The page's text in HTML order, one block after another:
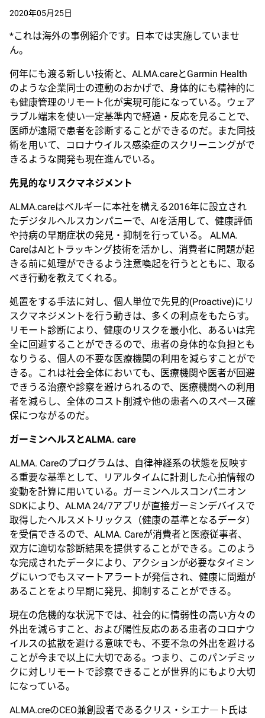
2020年05月25日
*これは海外の事例紹介です。日本では実施していませ
ん。
何年にも渡る新しい技術と、ALMA.careとGarmin Health
のような企業同士の連動のおかげで、身体的にも精神的に
も健康管理のリモート化が実現可能になっている。ウェア
ラブル端末を使い一定基準内で経過・反応を見ることで、
医師が遠隔で患者を診断することができるのだ。また同技
術を用いて、コロナウイルス感染症のスクリーニングがで
きるような開発も現在進んでいる。
先見的なリスクマネジメント
ALMA.careはベルギーに本社を構える2016年に設立され
たデジタルヘルスカンパニーで、AIを活用して、健康評価
や持病の早期症状の発見・抑制を行っている。 ALMA.
CareはAIとトラッキング技術を活かし、消費者に問題が起
きる前に処理ができるよう注意喚起を行うとともに、取る
べき行動を教えてくれる。
処置をする手法に対し、個人単位で先見的(Proactive)にリ
スクマネジメントを行う動きは、多くの利点をもたらす。
リモート診断により、健康のリスクを最小化、あるいは完
全に回避することができるので、患者の身体的な負担とも
なりうる、個人の不要な医療機関の利用を減らすことがで
きる。これは社会全体においても、医療機関や医者が回避
できうる治療や診察を避けられるので、医療機関への利用
者を減らし、全体のコスト削減や他の患者へのスぺ―ス確
保につながるのだ。
ガーミンヘルスとALMA. care
ALMA. Careのプログラムは、自律神経系の状態を反映す
る重要な基準として、リアルタイムに計測した心拍情報の
変動を計算に用いている。ガーミンヘルスコンパニオン
SDKにより、ALMA 24/7アプリが直接ガーミンデバイスで
取得したヘルスメトリックス（健康の基準となるデータ）
を受信できるので、ALMA. Careが消費者と医療従事者、
双方に適切な診断結果を提供することができる。このよう
な完成されたデータにより、アクションが必要なタイミン
グにいつでもスマートアラートが発信され、健康に問題が
あることをより早期に発見、抑制することができる。
現在の危機的な状況下では、社会的に情弱性の高い方々の
外出を減らすこと、および陽性反応のある患者のコロナウ
イルスの拡散を避ける意味でも、不要不急の外出を避ける
ことが今まで以上に大切である。つまり、このパンデミッ
クに対しリモートで診察できることが世界的にもより大切
になっている。
ALMA.creのCEO兼創設者であるクリス・シエナ―ト氏は